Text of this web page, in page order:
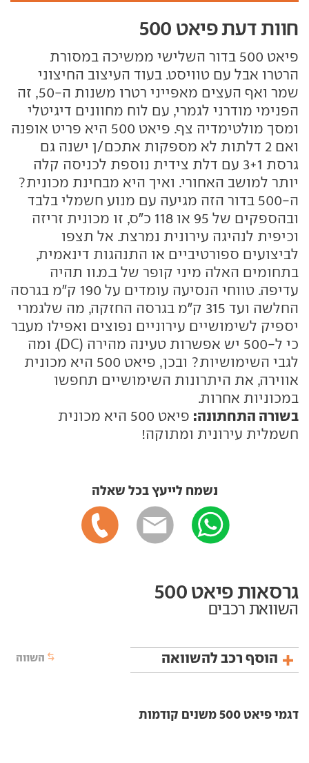
חוות דעת פיאט 500
פיאט 500 בדור השלישי ממשיכה במסורת
הרטרו אבל עם טוויסט. בעוד העיצוב החיצוני
שמר ואף העצים מאפייני רטרו משנות ה-50, זה
הפנימי מודרני לגמרי, עם לוח מחוונים דיגיטלי
ומסך מולטימדיה צף. פיאט 500 היא פריט אופנה
ואם 2 דלתות לא מספקות אתכם/ן ישנה גם
גרסת 3+1 עם דלת צידית נוספת לכניסה קלה
יותר למושב האחורי. ואיך היא מבחינת מכונית?
ה-500 בדור הזה מגיעה עם מנוע חשמלי בלבד
ובהספקים של 95 או 118 כ"ס, זו מכונית זריזה
וכיפית לנהיגה עירונית נמרצת. אל תצפו
לביצועים ספורטיביים או התנהגות דינאמית,
בתחומים האלה מיני קופר של ב.מ.וו תהיה
עדיפה. טווחי הנסיעה עומדים על 190 ק"מ בגרסה
החלשה ועד 315 ק"מ בגרסה החזקה, מה שלגמרי
יספיק לשימושיים עירוניים נפוצים ואפילו מעבר
כי ל-500 יש אפשרות טעינה מהירה (DC). ומה
לגבי השימושיות? ובכן, פיאט 500 היא מכונית
אווירה, את היתרונות השימושיים תחפשו
במכוניות אחרות.
בשורה התחתונה:
פיאט 500 היא מכונית
חשמלית עירונית ומתוקה!
נשמח לייעץ בכל שאלה
גרסאות פיאט 500
השוואת רכבים
הוסף רכב להשוואה השווה
דגמי פיאט 500 משנים קודמות